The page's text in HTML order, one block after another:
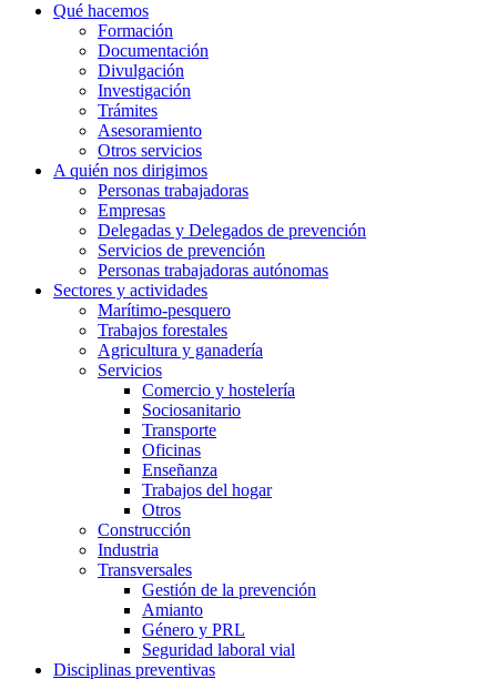
Qué hacemos
Formación
Documentación
Divulgación
Investigación
Trámites
Asesoramiento
Otros servicios
A quién nos dirigimos
Personas trabajadoras
Empresas
Delegadas y Delegados de prevención
Servicios de prevención
Personas trabajadoras autónomas
Sectores y actividades
Marítimo-pesquero
Trabajos forestales
Agricultura y ganadería
Servicios
Comercio y hostelería
Sociosanitario
Transporte
Oficinas
Enseñanza
Trabajos del hogar
Otros
Construcción
Industria
Transversales
Gestión de la prevención
Amianto
Género y PRL
Seguridad laboral vial
Disciplinas preventivas